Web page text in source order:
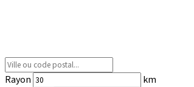
Rayon km